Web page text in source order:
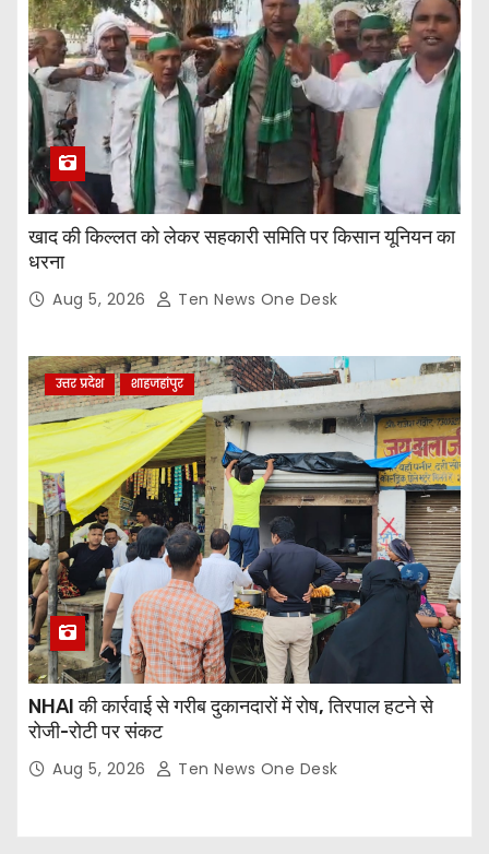
खाद की किल्लत को लेकर सहकारी समिति पर किसान यूनियन का
धरना
Aug 5, 2026 Ten News One Desk
उत्तर प्रदेश शाहजहांपुर
NHAI की कार्रवाई से गरीब दुकानदारों में रोष, तिरपाल हटने से
रोजी-रोटी पर संकट
Aug 5, 2026 Ten News One Desk